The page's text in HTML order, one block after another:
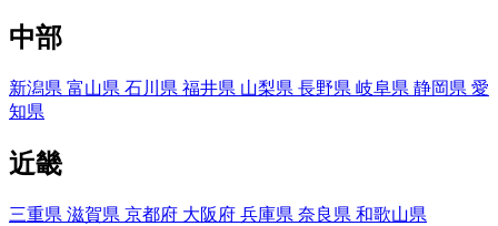
中部
新潟県 富山県 石川県 福井県 山梨県 長野県 岐阜県 静岡県 愛
知県
近畿
三重県 滋賀県 京都府 大阪府 兵庫県 奈良県 和歌山県